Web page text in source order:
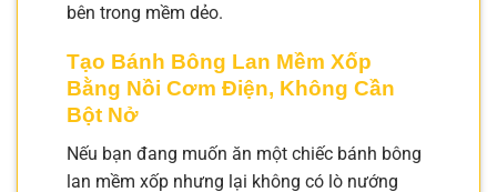
bên trong mềm dẻo.
Tạo Bánh Bông Lan Mềm Xốp
Bằng Nồi Cơm Điện, Không Cần
Bột Nở
Nếu bạn đang muốn ăn một chiếc bánh bông
lan mềm xốp nhưng lại không có lò nướng